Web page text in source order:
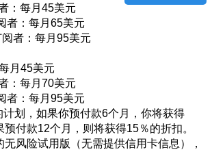
：每月45美元
者：每月65美元
者：每月95美元
月45美元
：每月70美元
者：每月95美元
计划，如果你预付款6个月，你将获得
付款12个月，则将获得15％的折扣。
风险试用版（无需提供信用卡信息），